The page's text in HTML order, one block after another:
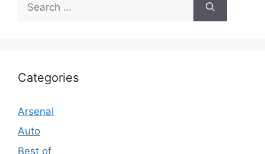
for:
Categories
Arsenal
Auto
Best of